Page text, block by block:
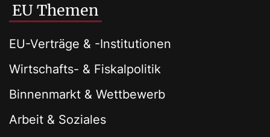
EU Themen
EU-Verträge & -Institutionen
Wirtschafts- & Fiskalpolitik
Binnenmarkt & Wettbewerb
Arbeit & Soziales